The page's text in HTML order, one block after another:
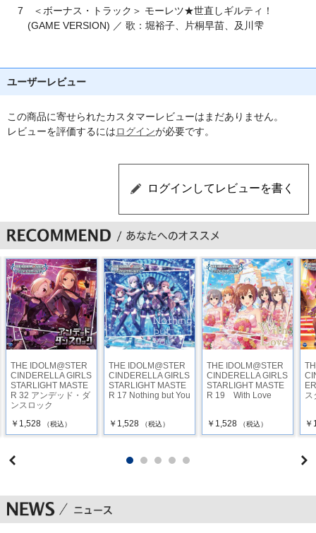
7 ＜ボーナス・トラック＞ モーレツ★世直しギルティ！
(GAME VERSION) ／ 歌：堀裕子、片桐早苗、及川雫
ユーザーレビュー
この商品に寄せられたカスタマーレビューはまだありません。
レビューを評価するにはログインが必要です。
THE IDOLM@STER
CINDERELLA GIRLS
STARLIGHT MASTE
R 32 アンデッド・ダ
ンスロック
￥1,528
（税込）
THE IDOLM@STER
CINDERELLA GIRLS
STARLIGHT MASTE
R 17 Nothing but You
￥1,528 （税込）
THE IDOLM@STER
CINDERELLA GIRLS
STARLIGHT MASTE
R 19 With Love
￥1,528 （税込）
ス